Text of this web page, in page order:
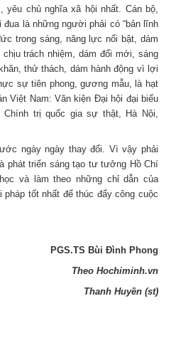
chủ nghĩa xã hội nhất. Cán bộ,
là những người phải có “bản lĩnh
trong sáng, năng lực nổi bật, dám
trách nhiệm, dám đổi mới, sáng
thử thách, dám hành động vì lợi
sự tiên phong, gương mẫu, là hạt
Việt Nam: Văn kiện Đại hội đại biểu
trị quốc gia sự thật, Hà Nội,
ngày ngày thay đổi. Vì vậy phải
phát triển sáng tạo tư tưởng Hồ Chí
và làm theo những chỉ dẫn của
tốt nhất để thúc đẩy công cuộc
PGS.TS Bùi Đình Phong
Theo Hochiminh.vn
Thanh Huyền (st)